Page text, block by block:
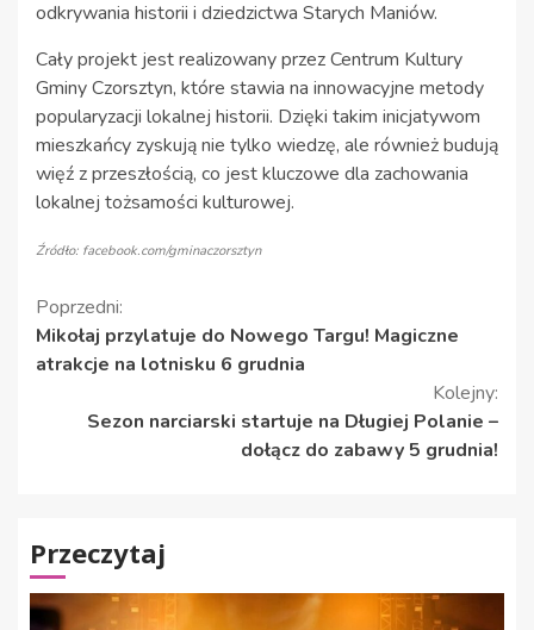
odkrywania historii i dziedzictwa Starych Maniów.
Cały projekt jest realizowany przez Centrum Kultury
Gminy Czorsztyn, które stawia na innowacyjne metody
popularyzacji lokalnej historii. Dzięki takim inicjatywom
mieszkańcy zyskują nie tylko wiedzę, ale również budują
więź z przeszłością, co jest kluczowe dla zachowania
lokalnej tożsamości kulturowej.
Źródło: facebook.com/gminaczorsztyn
Kontynuuj
czytanie
Poprzedni:
Mikołaj przylatuje do Nowego Targu! Magiczne
atrakcje na lotnisku 6 grudnia
Kolejny:
Sezon narciarski startuje na Długiej Polanie –
dołącz do zabawy 5 grudnia!
Przeczytaj